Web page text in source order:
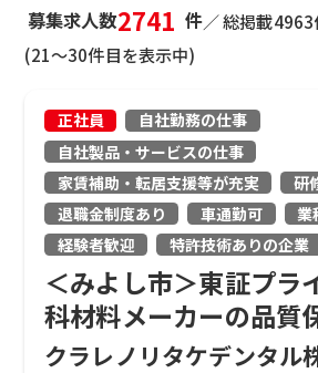
募集求人数2741 件／ 総掲載4963
(21〜30件目を表示中)
正社員
自社勤務の仕事
自社製品・サービスの仕事
家賃補助・転居支援等が充実
研
退職金制度あり
車通勤可
業
経験者歓迎
特許技術ありの企業
＜みよし市＞東証プラ
科材料メーカーの品質
クラレノリタケデンタル